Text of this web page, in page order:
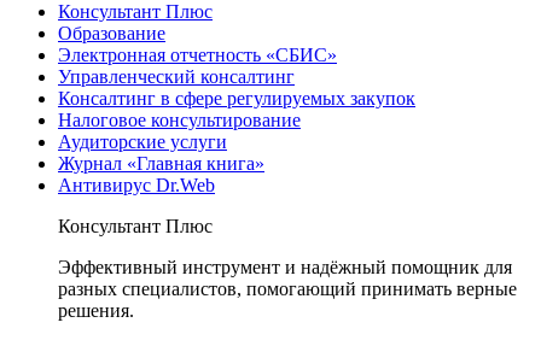
Консультант Плюс
Образование
Электронная отчетность «СБИС»
Управленческий консалтинг
Консалтинг в сфере регулируемых закупок
Налоговое консультирование
Аудиторские услуги
Журнал «Главная книга»
Антивирус Dr.Web
Консультант Плюс
Эффективный инструмент и надёжный помощник для
разных специалистов, помогающий принимать верные
решения.